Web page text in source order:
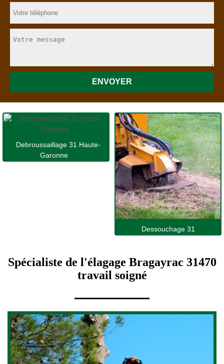
Debroussaillage 31 Haute-
Garonne
Dessouchage 31
Spécialiste de l'élagage Bragayrac 31470
travail soigné